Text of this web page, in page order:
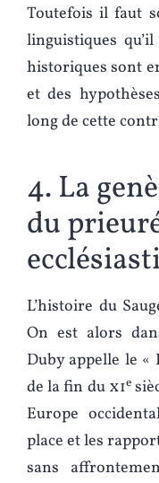
Toutefois il faut
linguistiques
historiques sont
et des
long de cette
4. La
du
L’histoire du
On est alors
Duby appelle le «
de la fin du xie
Europe
place et les
sans